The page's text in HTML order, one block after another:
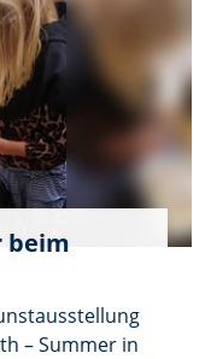
sich
beim
– Summer in